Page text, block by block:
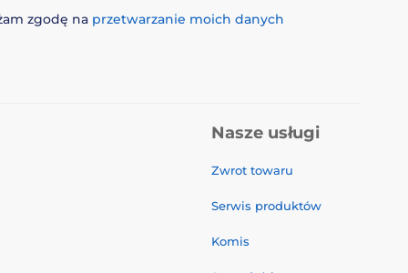
zgodę na przetwarzanie moich danych
Nasze usługi
Zwrot towaru
Serwis produktów
Komis